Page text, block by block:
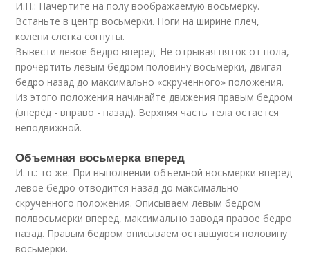
И.П.: Начертите на полу воображаемую восьмерку.
Встаньте в центр восьмерки. Ноги на ширине плеч,
колени слегка согнуты.
Вывести левое бедро вперед. Не отрывая пяток от пола,
прочертить левым бедром половину восьмерки, двигая
бедро назад до максимально «скрученного» положения.
Из этого положения начинайте движения правым бедром
(вперёд - вправо - назад). Верхняя часть тела остается
неподвижной.
Объемная восьмерка вперед
И. п.: то же. При выполнении объемной восьмерки вперед
левое бедро отводится назад до максимально
скрученного положения. Описываем левым бедром
полвосьмерки вперед, максимально заводя правое бедро
назад. Правым бедром описываем оставшуюся половину
восьмерки.